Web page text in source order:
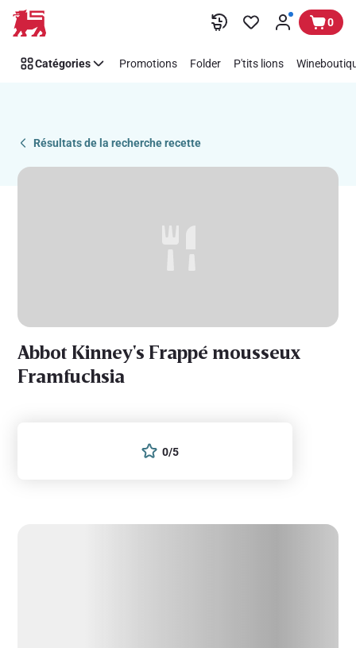
Passer
Recipe
Details
0
Catégories Promotions Folder P'tits lions
Résultats de la recherche recette
Abbot Kinney's Frappé mousseux
Framfuchsia
0/5